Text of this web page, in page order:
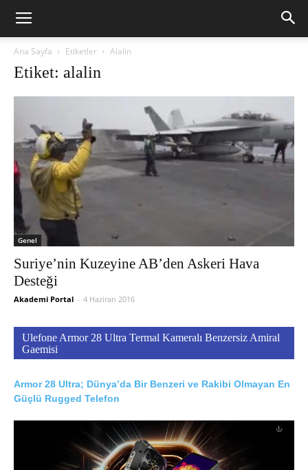
Ana Sayfa Etiketler Alalin
Etiket: alalin
Genel
Suriye’nin Kuzeyine AB’den Askeri Hava
Desteği
Akademi Portal - 4 Haziran 2016
Ulefone Armor 28 Ultra Termal Kameralı Benzersiz Amiral
Gaemisi
Armor 28 Ultra; Dünya’da Bir Benzeri ve Rakibi Olmayan En
Güçlü Rugged Telefon